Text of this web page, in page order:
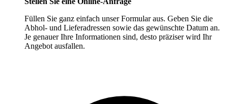
Füllen Sie ganz einfach unser Formular aus. Geben Sie die
Abhol- und Lieferadressen sowie das gewünschte Datum an.
Je genauer Ihre Informationen sind, desto präziser wird Ihr
Angebot ausfallen.